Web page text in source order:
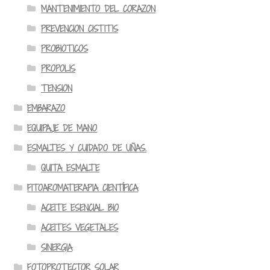
MANTENIMIENTO DEL CORAZON
PREVENCION CISTITIS
PROBIOTICOS
PROPOLIS
TENSION
EMBARAZO
EQUIPAJE DE MANO
ESMALTES Y CUIDADO DE UÑAS.
QUITA ESMALTE
FITOAROMATERAPIA CIENTÍFICA
ACEITE ESENCIAL BIO
ACEITES VEGETALES
SINERGIA
FOTOPROTECTOR SOLAR